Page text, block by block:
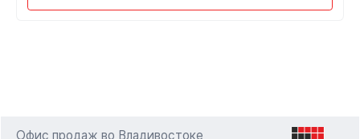
Офис продаж во Владивостоке